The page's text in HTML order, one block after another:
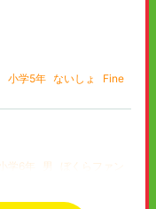
小学5年 ないしょ Fine
小学6年 男 ぼくらファン